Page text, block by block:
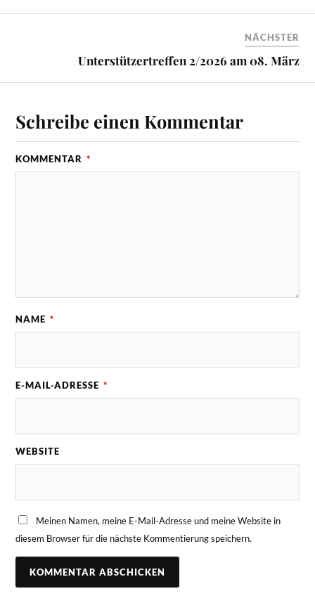
NÄCHSTER
Unterstützertreffen 2/2026 am 08. März
Schreibe einen Kommentar
KOMMENTAR *
NAME *
E-MAIL-ADRESSE *
WEBSITE
Meinen Namen, meine E-Mail-Adresse und meine Website in
diesem Browser für die nächste Kommentierung speichern.